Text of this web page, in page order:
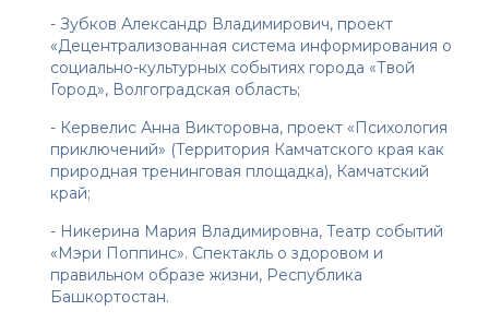
- Зубков Александр Владимирович, проект
«Децентрализованная система информирования о
социально-культурных событиях города «Твой
Город», Волгоградская область;
- Кервелис Анна Викторовна, проект «Психология
приключений» (Территория Камчатского края как
природная тренинговая площадка), Камчатский
край;
- Никерина Мария Владимировна, Театр событий
«Мэри Поппинс». Спектакль о здоровом и
правильном образе жизни, Республика
Башкортостан.